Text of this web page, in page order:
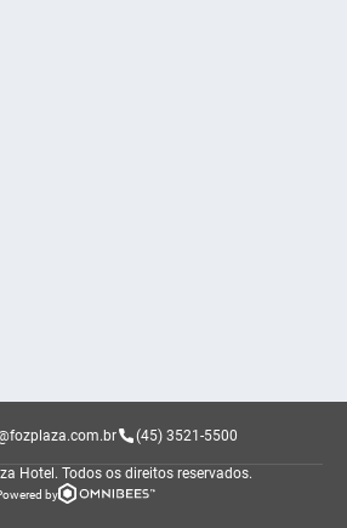
(45) 3521-5500
Hotel. Todos os direitos reservados.
by